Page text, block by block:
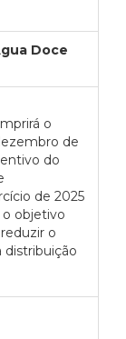
Doce
o
de
do
de 2025
objetivo
o
distribuição